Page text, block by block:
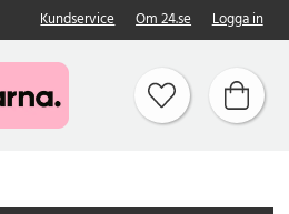
Kundservice Om 24.se Logga in